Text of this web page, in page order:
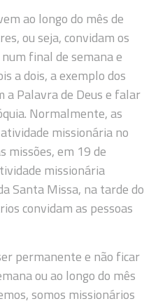
ao longo do mês de
ou seja, convidam os
final de semana e
a dois, a exemplo dos
a Palavra de Deus e falar
Normalmente, as
missionária no
missões, em 19 de
missionária
Santa Missa, na tarde do
convidam as pessoas
permanente e não ficar
ou ao longo do mês
somos missionários